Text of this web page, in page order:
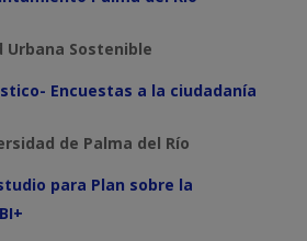
Urbana Sostenible
Encuestas a la ciudadanía
de Palma del Río
para Plan sobre la